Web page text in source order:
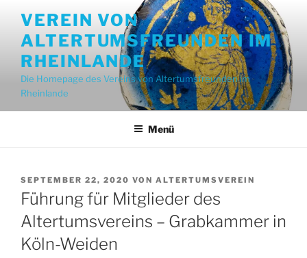
Inhalt
springen
VEREIN VON
ALTERTUMSFREUNDEN IM
RHEINLANDE
Die Homepage des Vereins von Altertumsfreunden im
Rheinlande
Menü
VERÖFFENTLICHT
AM
SEPTEMBER 22, 2020 VON ALTERTUMSVEREIN
Führung für Mitglieder des
Altertumsvereins – Grabkammer in
Köln-Weiden